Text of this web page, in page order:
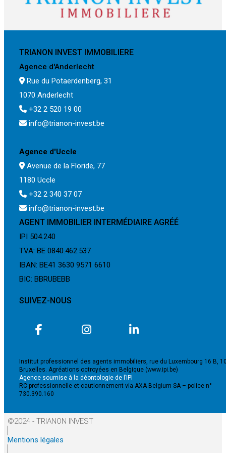
TRIANON INVEST IMMOBILIERE
Agence d'Anderlecht
Rue du Potaerdenberg, 31
1070 Anderlecht
+32 2 520 19 00
info@trianon-invest.be
Agence d'Uccle
Avenue de la Floride, 77
1180 Uccle
+32 2 340 37 07
info@trianon-invest.be
AGENT IMMOBILIER INTERMÉDIAIRE AGRÉÉ
IPI 504.240
TVA: BE 0840.462.537
IBAN: BE41 3630 9571 6610
BIC: BBRUBEBB
SUIVEZ-NOUS
Institut professionnel des agents immobiliers, rue du Luxembourg 16 B,
Bruxelles. Agréations octroyées en Belgique (www.ipi.be)
Agence soumise à la déontologie de l’IPI
RC professionnelle et cautionnement via AXA Belgium SA – police n°
730.390.160
©2024 - TRIANON INVEST
Mentions légales